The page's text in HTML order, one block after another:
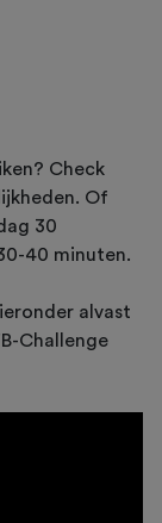
Check
Of
30
40 minuten.
alvast
Challenge